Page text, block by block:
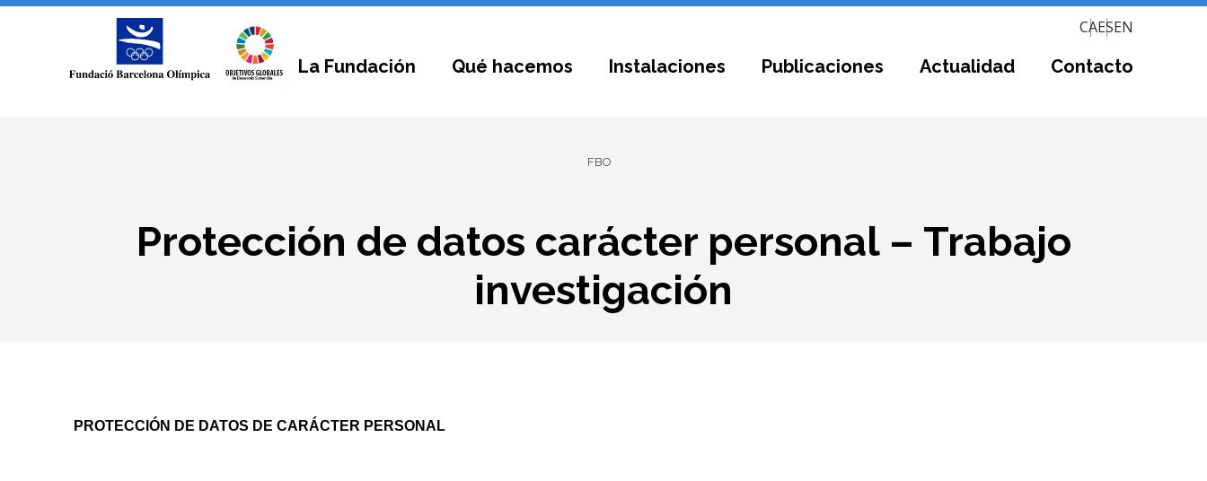
CAESEN
La Fundación Qué hacemos Instalaciones Publicaciones Actualidad Contacto
FBO
Protección de datos carácter personal – Trabajo
investigación
PROTECCIÓN DE DATOS DE CARÁCTER PERSONAL